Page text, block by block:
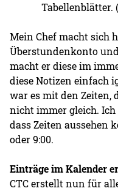
Tabellenblätter.
Mein Chef macht sich
Überstundenkonto
macht er diese im
diese Notizen einfach
war es mit den Zeiten,
nicht immer gleich. Ich
dass Zeiten aussehen
oder 9:00.
Einträge im Kalender
CTC erstellt nun für